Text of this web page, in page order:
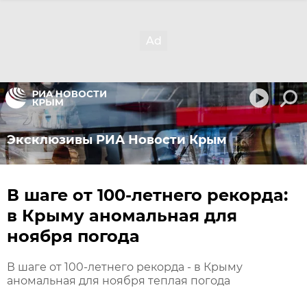
Эксклюзивы РИА Новости Крым
В шаге от 100-летнего рекорда:
в Крыму аномальная для
ноября погода
В шаге от 100-летнего рекорда - в Крыму
аномальная для ноября теплая погода